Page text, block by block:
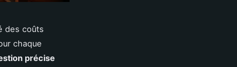
des coûts
chaque
précise